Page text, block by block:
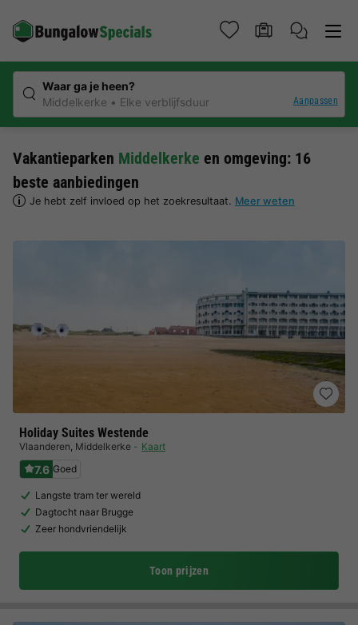
Waar ga je heen?
Middelkerke
Elke verblijfsduur Aanpassen
Vakantieparken Middelkerke en omgeving: 16
beste aanbiedingen
Je hebt zelf invloed op het zoekresultaat. Meer weten
Holiday Suites Westende
Vlaanderen, Middelkerke Kaart
7.6 Goed
Langste tram ter wereld
Dagtocht naar Brugge
Zeer hondvriendelijk
Toon prijzen